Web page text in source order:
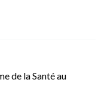
de la Santé au